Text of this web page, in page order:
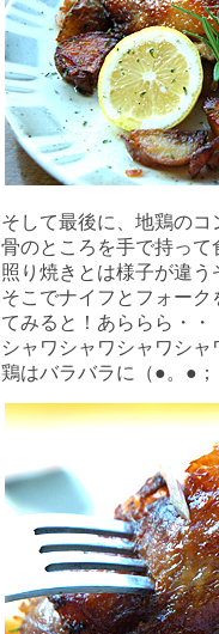
そして最後に、地鶏のコ
骨のところを手で持っ
照り焼きとは様子が違う
そこでナイフとフォー
てみると！あららら・・
シャワシャワシャワシ
鶏はバラバラに（●。●；